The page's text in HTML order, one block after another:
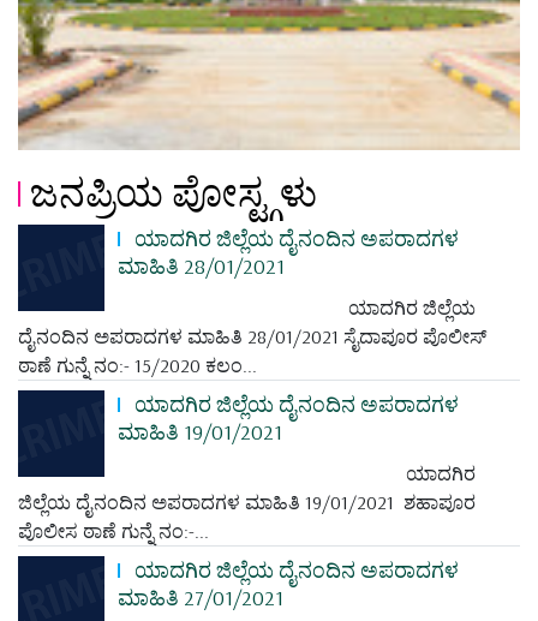
ಜನಪ್ರಿಯ ಪೋಸ್ಟ್ಗಳು
ಯಾದಗಿರ ಜಿಲ್ಲೆಯ ದೈನಂದಿನ ಅಪರಾದಗಳ
ಮಾಹಿತಿ 28/01/2021
ಯಾದಗಿರ ಜಿಲ್ಲೆಯ
ದೈನಂದಿನ ಅಪರಾದಗಳ ಮಾಹಿತಿ 28/01/2021 ಸೈದಾಪೂರ ಪೊಲೀಸ್
ಠಾಣೆ ಗುನ್ನೆ ನಂ:- 15/2020 ಕಲಂ...
ಯಾದಗಿರ ಜಿಲ್ಲೆಯ ದೈನಂದಿನ ಅಪರಾದಗಳ
ಮಾಹಿತಿ 19/01/2021
ಯಾದಗಿರ
ಜಿಲ್ಲೆಯ ದೈನಂದಿನ ಅಪರಾದಗಳ ಮಾಹಿತಿ 19/01/2021 ಶಹಾಪೂರ
ಪೊಲೀಸ ಠಾಣೆ ಗುನ್ನೆ ನಂ:-...
ಯಾದಗಿರ ಜಿಲ್ಲೆಯ ದೈನಂದಿನ ಅಪರಾದಗಳ
ಮಾಹಿತಿ 27/01/2021